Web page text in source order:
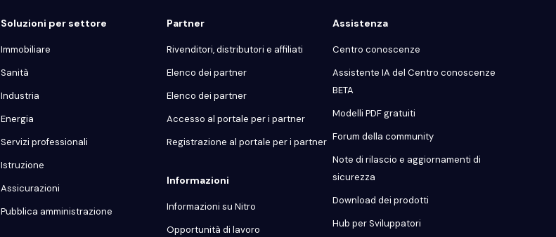
Soluzioni per settore
Immobiliare
Sanità
Industria
Energia
Servizi professionali
Istruzione
Assicurazioni
Pubblica amministrazione
Partner
Rivenditori, distributori e affiliati
Elenco dei partner
Elenco dei partner
Accesso al portale per i partner
Registrazione al portale per i partner
Informazioni
Informazioni su Nitro
Opportunità di lavoro
Assistenza
Centro conoscenze
Assistente IA del Centro conoscenze
BETA
Modelli PDF gratuiti
Forum della community
Note di rilascio e aggiornamenti di
sicurezza
Download dei prodotti
Hub per Sviluppatori